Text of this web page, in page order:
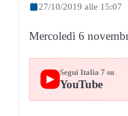
27/10/2019 alle 15:07
Mercoledì 6
▶
Segui Italia 7 su
YouTube